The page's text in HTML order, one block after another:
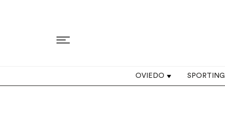
Top navigation
OVIEDO SPORTING